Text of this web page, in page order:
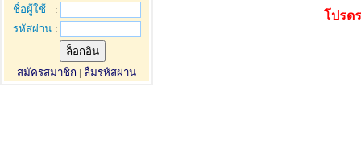
ชื่อผู้ใช้
:
รหัสผ่าน :
สมัครสมาชิก | ลืมรหัสผ่าน
โปรด